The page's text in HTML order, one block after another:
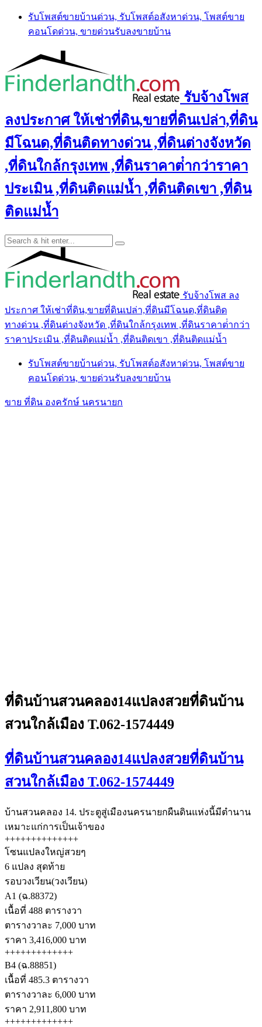
Skip
content
รับโพสต์ขายบ้านด่วน, รับโพสต์อสังหาด่วน, โพสต์ขาย
คอนโดด่วน, ขายด่วนรับลงขายบ้าน
รับจ้างโพส
ลงประกาศ ให้เช่าที่ดิน,ขายที่ดินเปล่า,ที่ดิน
มีโฉนด,ที่ดินติดทางด่วน ,ที่ดินต่างจังหวัด
,ที่ดินใกล้กรุงเทพ ,ที่ดินราคาต่ํากว่าราคา
ประเมิน ,ที่ดินติดแม่น้ำ ,ที่ดินติดเขา ,ที่ดิน
ติดแม่น้ำ
รับจ้างโพส ลง
ประกาศ ให้เช่าที่ดิน,ขายที่ดินเปล่า,ที่ดินมีโฉนด,ที่ดินติด
ทางด่วน ,ที่ดินต่างจังหวัด ,ที่ดินใกล้กรุงเทพ ,ที่ดินราคาต่ํากว่า
ราคาประเมิน ,ที่ดินติดแม่น้ำ ,ที่ดินติดเขา ,ที่ดินติดแม่น้ำ
รับโพสต์ขายบ้านด่วน, รับโพสต์อสังหาด่วน, โพสต์ขาย
คอนโดด่วน, ขายด่วนรับลงขายบ้าน
ขาย ที่ดิน องครักษ์ นครนายก
ที่ดินบ้านสวนคลอง14แปลงสวยที่ดินบ้าน
สวนใกล้เมือง T.062-1574449
ที่ดินบ้านสวนคลอง14แปลงสวยที่ดินบ้าน
สวนใกล้เมือง T.062-1574449
บ้านสวนคลอง 14. ประตูสู่เมืองนครนายกผืนดินแห่งนี้มีตำนาน
เหมาะแก่การเป็นเจ้าของ
++++++++++++++
โซนแปลงใหญ่สวยๆ
6 แปลง สุดท้าย
รอบวงเวียน(วงเวียน)
A1 (ฉ.88372)
เนื้อที่ 488 ตารางวา
ตารางวาละ 7,000 บาท
ราคา 3,416,000 บาท
+++++++++++++
B4 (ฉ.88851)
เนื้อที่ 485.3 ตารางวา
ตารางวาละ 6,000 บาท
ราคา 2,911,800 บาท
+++++++++++++